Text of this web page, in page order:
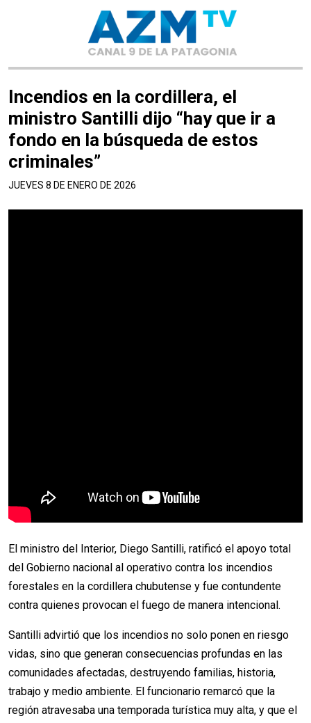
Incendios en la cordillera, el
ministro Santilli dijo “hay que ir a
fondo en la búsqueda de estos
criminales”
JUEVES 8 DE ENERO DE 2026
El ministro del Interior, Diego Santilli, ratificó el apoyo total
del Gobierno nacional al operativo contra los incendios
forestales en la cordillera chubutense y fue contundente
contra quienes provocan el fuego de manera intencional.
Santilli advirtió que los incendios no solo ponen en riesgo
vidas, sino que generan consecuencias profundas en las
comunidades afectadas, destruyendo familias, historia,
trabajo y medio ambiente. El funcionario remarcó que la
región atravesaba una temporada turística muy alta, y que el